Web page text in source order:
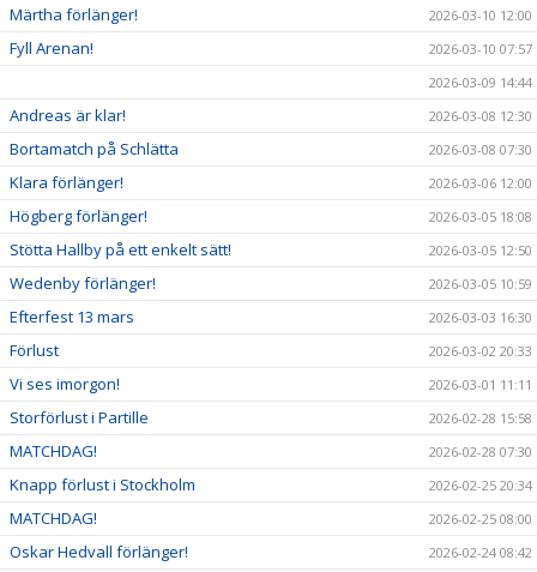
Märtha förlänger! 2026-03-10 12:00
Fyll Arenan!
2026-03-10 07:57
2026-03-09 14:44
Andreas är klar! 2026-03-08 12:30
Bortamatch på Schlätta 2026-03-08 07:30
Klara förlänger! 2026-03-06 12:00
Högberg förlänger! 2026-03-05 18:08
Stötta Hallby på ett enkelt sätt! 2026-03-05 12:50
Wedenby förlänger! 2026-03-05 10:59
Efterfest 13 mars 2026-03-03 16:30
Förlust 2026-03-02 20:33
Vi ses imorgon! 2026-03-01 11:11
Storförlust i Partille 2026-02-28 15:58
MATCHDAG! 2026-02-28 07:30
Knapp förlust i Stockholm 2026-02-25 20:34
MATCHDAG! 2026-02-25 08:00
Oskar Hedvall förlänger! 2026-02-24 08:42